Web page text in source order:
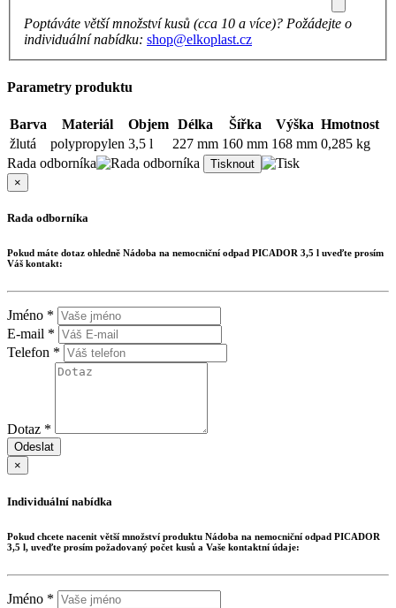
Poptáváte větší množství kusů (cca 10 a více)? Požádejte o
individuální nabídku: shop@elkoplast.cz
Parametry produktu
Barva Materiál Objem Délka Šířka Výška Hmotnost
žlutá
polypropylen 3,5 l 227 mm 160 mm 168 mm 0,285 kg
Rada odborníka
×
Rada odborníka
Pokud máte dotaz ohledně Nádoba na nemocniční odpad PICADOR 3,5 l uveďte prosím
Váš kontakt:
Jméno *
E-mail *
Telefon *
Dotaz *
Odeslat
×
Individuální nabídka
Pokud chcete nacenit větší množství produktu Nádoba na nemocniční odpad PICADOR
3,5 l, uveďte prosím požadovaný počet kusů a Vaše kontaktní údaje:
Jméno *